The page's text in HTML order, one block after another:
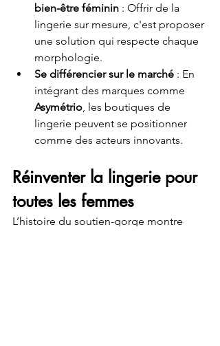
bien-être féminin : Offrir de la
lingerie sur mesure, c'est proposer
une solution qui respecte chaque
morphologie.
Se différencier sur le marché : En
intégrant des marques comme
Asymétrio , les boutiques de
lingerie peuvent se positionner
comme des acteurs innovants.
Réinventer la lingerie pour
toutes les femmes
L’histoire du soutien-gorge montre